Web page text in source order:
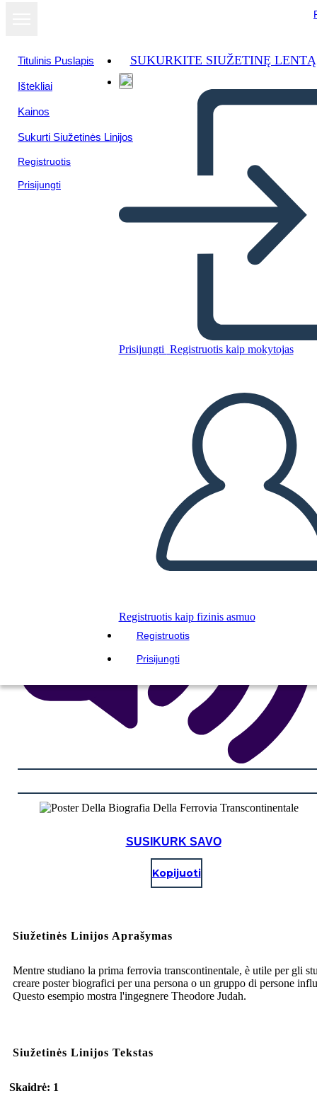
Titulinis Puslapis
Ištekliai
Kainos
Sukurti Siužetinės Linijos
Registruotis
Prisijungti
SUKURKITE SIUŽETINĘ LENTĄ
Prisijungti Registruotis kaip mokytojas
Registruotis kaip fizinis asmuo
Registruotis
Prisijungti
Ferrovia Transcontinentale
SUKURTI SIUŽETINĘ LENTĄ
PALEISTI SKAIDRIŲ DEMONSTRACIJĄ
SKAITYK MAN
SUSIKURK SAVO
Kopijuoti
Siužetinės Linijos Aprašymas
Mentre studiano la prima ferrovia transcontinentale, è utile per gli
creare poster biografici per una persona o un gruppo di persone
Questo esempio mostra l'ingegnere Theodore Judah.
Siužetinės Linijos Tekstas
Skaidrė: 1